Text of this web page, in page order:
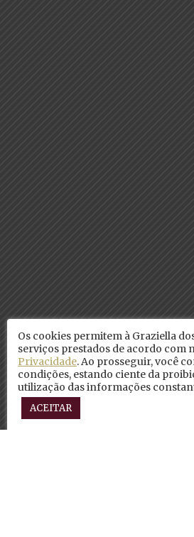
Os cookies permitem à Graziella
serviços prestados de acordo com
Privacidade. Ao prosseguir, você
condições, estando ciente da
utilização das informações
ACEITAR